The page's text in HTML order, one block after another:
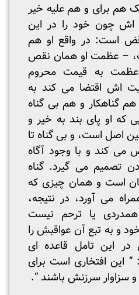
هم برای و هم علیه خیر
چون خود را در این
است: در واقع او هم
– عظمت او همان نقص
به قیمت محروم
اش اقتضا می کند به
گناهکار و هم بی گناه
که او پای بند به خیر و
اصل است، و بی گناه تا
می کند و با وجود آگاه
تصمیم می گیرد. گناه
است و همان چیزی که
می آورد، در نتیجه،
همدردی یا ترحم نیست
و به تبع آن عواقبش را
این تامل قاعده ای
این افتخاری است برای
و سزاوار سرزنش باشند “.